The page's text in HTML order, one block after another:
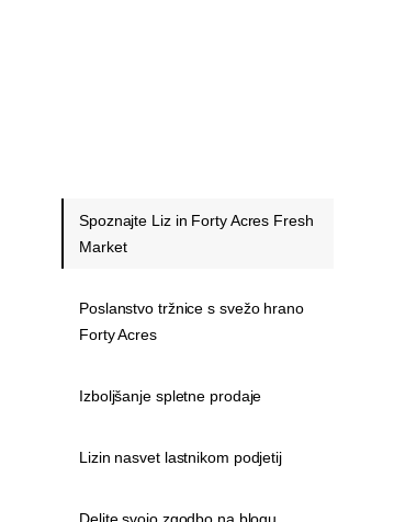
Spoznajte Liz in Forty Acres Fresh
Market
Poslanstvo tržnice s svežo hrano
Forty Acres
Izboljšanje spletne prodaje
Lizin nasvet lastnikom podjetij